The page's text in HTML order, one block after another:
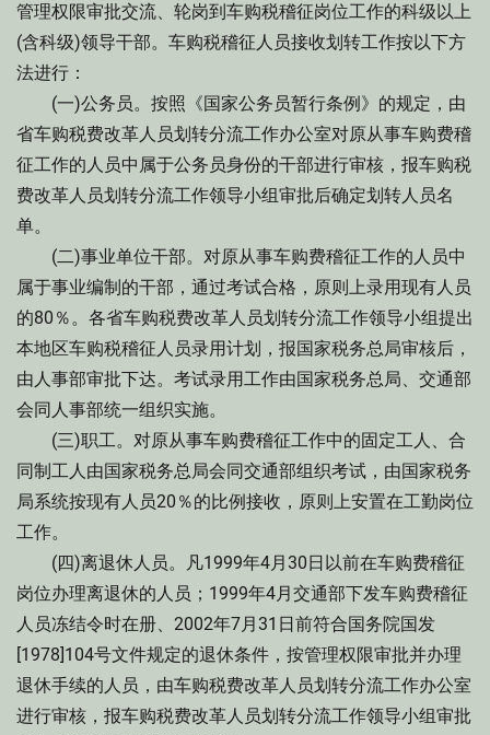
管理权限审批交流、轮岗到车购税稽征岗位工作的科级以上
(含科级)领导干部。车购税稽征人员接收划转工作按以下方
法进行：
(一)公务员。按照《国家公务员暂行条例》的规定，由
省车购税费改革人员划转分流工作办公室对原从事车购费稽
征工作的人员中属于公务员身份的干部进行审核，报车购税
费改革人员划转分流工作领导小组审批后确定划转人员名
单。
(二)事业单位干部。对原从事车购费稽征工作的人员中
属于事业编制的干部，通过考试合格，原则上录用现有人员
的80％。各省车购税费改革人员划转分流工作领导小组提出
本地区车购税稽征人员录用计划，报国家税务总局审核后，
由人事部审批下达。考试录用工作由国家税务总局、交通部
会同人事部统一组织实施。
(三)职工。对原从事车购费稽征工作中的固定工人、合
同制工人由国家税务总局会同交通部组织考试，由国家税务
局系统按现有人员20％的比例接收，原则上安置在工勤岗位
工作。
(四)离退休人员。凡1999年4月30日以前在车购费稽征
岗位办理离退休的人员；1999年4月交通部下发车购费稽征
人员冻结令时在册、2002年7月31日前符合国务院国发
[1978]104号文件规定的退休条件，按管理权限审批并办理
退休手续的人员，由车购税费改革人员划转分流工作办公室
进行审核，报车购税费改革人员划转分流工作领导小组审批